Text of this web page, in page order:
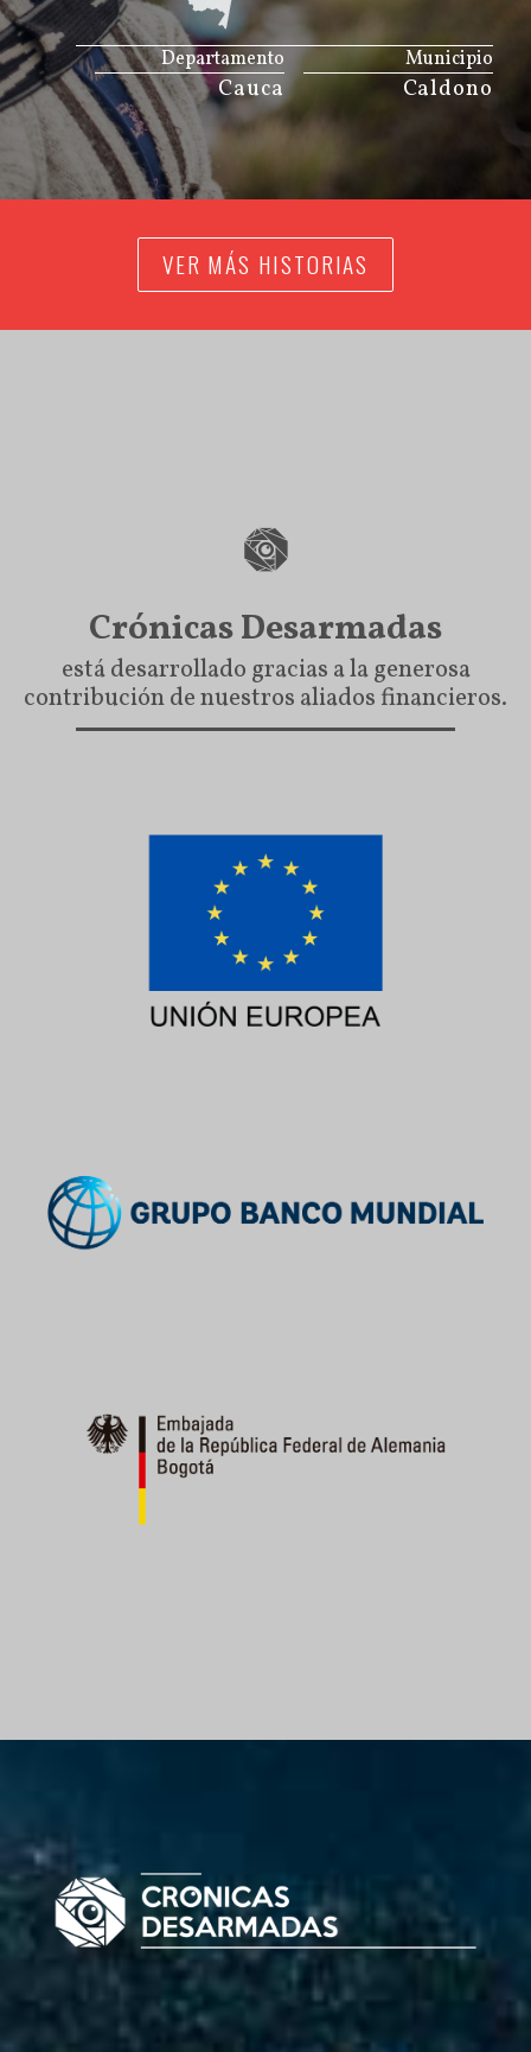
JS map by amCharts
Municipio
Caldono
Departamento
Cauca
Crónicas Desarmadas
está desarrollado gracias a la generosa
contribución de nuestros aliados financieros.